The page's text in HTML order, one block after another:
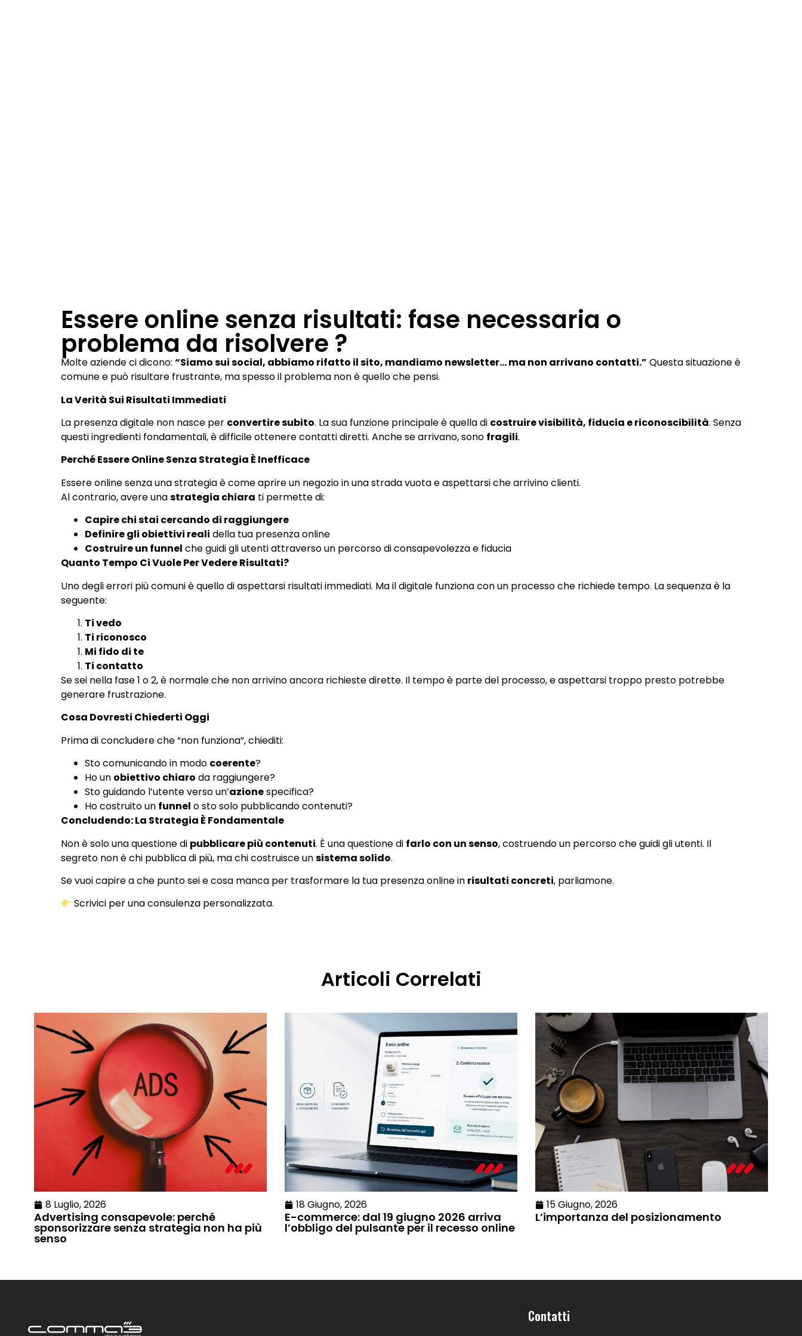
Essere online senza risultati: fase necessaria o
problema da risolvere ?
Molte aziende ci dicono: “Siamo sui social, abbiamo rifatto il sito, mandiamo newsletter… ma non arrivano contatti.” Questa situazione è
comune e può risultare frustrante, ma spesso il problema non è quello che pensi.
La Verità Sui Risultati Immediati
La presenza digitale non nasce per convertire subito. La sua funzione principale è quella di costruire visibilità, fiducia e riconoscibilità. Senza
questi ingredienti fondamentali, è difficile ottenere contatti diretti. Anche se arrivano, sono fragili.
Perché Essere Online Senza Strategia È Inefficace
Essere online senza una strategia è come aprire un negozio in una strada vuota e aspettarsi che arrivino clienti.
Al contrario, avere unastrategia chiara ti permette di:
Capire chi stai cercando di raggiungere
Definire gli obiettivi reali della tua presenza online
Costruire un funnel che guidi gli utenti attraverso un percorso di consapevolezza e fiducia
Quanto Tempo Ci Vuole Per Vedere Risultati?
Uno degli errori più comuni è quello di aspettarsi risultati immediati. Ma il digitale funziona con un processo che richiede tempo. La sequenza è la
seguente:
Ti vedo
Ti riconosco
Mi fido di te
Ti contatto
Se sei nella fase 1 o 2, è normale che non arrivino ancora richieste dirette. Il tempo è parte del processo, e aspettarsi troppo presto potrebbe
generare frustrazione.
Cosa Dovresti Chiederti Oggi
Prima di concludere che “non funziona”, chiediti:
Sto comunicando in modo coerente?
Ho un obiettivo chiaro da raggiungere?
Sto guidando l’utente verso un’azionespecifica?
Ho costruito un funnel o sto solo pubblicando contenuti?
Concludendo: La Strategia È Fondamentale
Non è solo una questione di pubblicare più contenuti. È una questione di farlo con un senso, costruendo un percorso che guidi gli utenti. Il
segreto non è chi pubblica di più, ma chi costruisce unsistema solido.
Se vuoi capire a che punto sei e cosa manca per trasformare la tua presenza online in risultati concreti, parliamone.
Scrivici per una consulenza personalizzata.
Articoli Correlati
8 Luglio, 2026
Advertising consapevole: perché
sponsorizzare senza strategia non ha più
senso
18 Giugno, 2026
E-commerce: dal 19 giugno 2026 arriva
l’obbligo del pulsante per il recesso online
15 Giugno, 2026
L’importanza del posizionamento
Contatti